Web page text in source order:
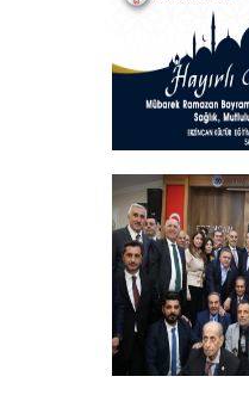
Hayırlı Bayramlar